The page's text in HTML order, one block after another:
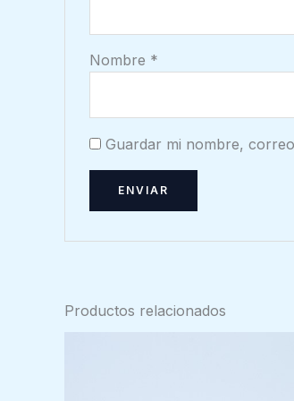
Nombre *
Guardar mi nombre,
Productos relacionados